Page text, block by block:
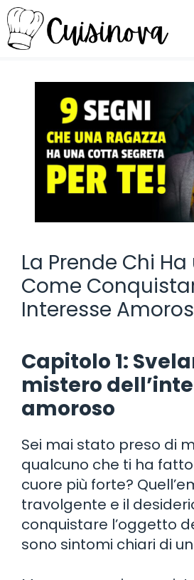
Vai
al
contenuto
La Prende Chi
Come
Interesse
Capitolo 1:
mistero
amoroso
Sei mai stato preso di
qualcuno che ti ha
cuore più forte?
travolgente e il
conquistare l’oggetto
sono sintomi chiari di